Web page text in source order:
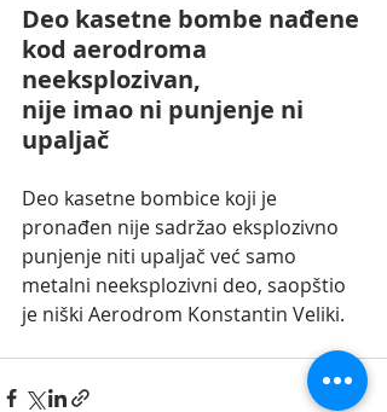
Deo kasetne bombe nađene
kod aerodroma
neeksplozivan,
nije imao ni punjenje ni
upaljač
Deo kasetne bombice koji je
pronađen nije sadržao eksplozivno
punjenje niti upaljač već samo
metalni neeksplozivni deo, saopštio
je niški Aerodrom Konstantin Veliki.